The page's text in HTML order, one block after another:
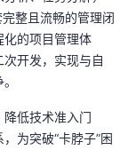
整且流畅的管理闭
化的项目管理体
开发，实现与自
低技术准入门
为突破“卡脖子”困